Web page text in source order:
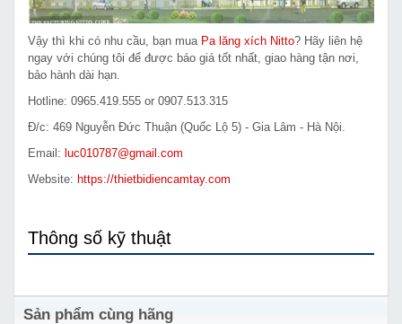
Vậy thì khi có nhu cầu, bạn mua Pa lăng xích Nitto? Hãy liên hệ
ngay với chúng tôi để được báo giá tốt nhất, giao hàng tận nơi,
bảo hành dài hạn.
Hotline: 0965.419.555 or 0907.513.315
Đ/c: 469 Nguyễn Đức Thuận (Quốc Lộ 5) - Gia Lâm - Hà Nội.
Email: luc010787@gmail.com
Website: https://thietbidiencamtay.com
Thông số kỹ thuật
Sản phẩm cùng hãng